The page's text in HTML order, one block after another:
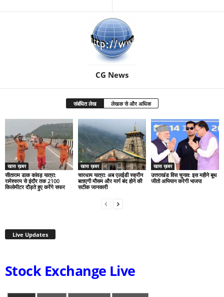
CG News
संबंधित लेख लेखक से और अधिक
खास ख़बर
सीताराम डाक कांवड़ यात्रा:
रामेश्वरम से इंदौर तक 2100
किलोमीटर दौड़ते हुए करेंगे सफर
खास ख़बर
चारधाम यात्रा: अब एलईडी स्क्रीन
बताएगी मौसम और मार्ग बंद होने की
सटीक जानकारी
खास ख़बर
उत्तराखंड विस चुनाव: इस महीने बूथ
जीतो अभियान करेगी भाजपा
Live Updates
Stock Exchange Live